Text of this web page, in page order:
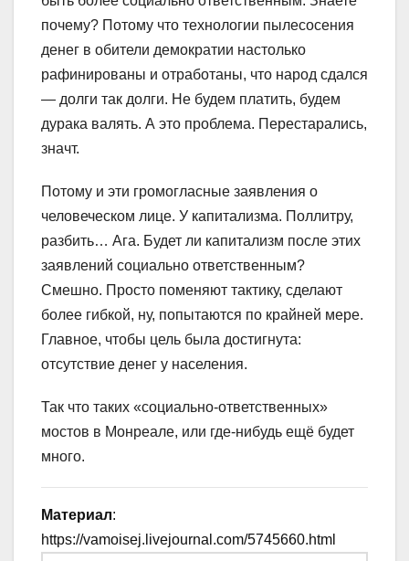
почему? Потому что технологии пылесосения
денег в обители демократии настолько
рафинированы и отработаны, что народ сдался
— долги так долги. Не будем платить, будем
дурака валять. А это проблема. Перестарались,
значт.
Потому и эти громогласные заявления о
человеческом лице. У капитализма. Поллитру,
разбить… Ага. Будет ли капитализм после этих
заявлений социально ответственным?
Смешно. Просто поменяют тактику, сделают
более гибкой, ну, попытаются по крайней мере.
Главное, чтобы цель была достигнута:
отсутствие денег у населения.
Так что таких «социально-ответственных»
мостов в Монреале, или где-нибудь ещё будет
много.
Материал:
https://vamoisej.livejournal.com/5745660.html